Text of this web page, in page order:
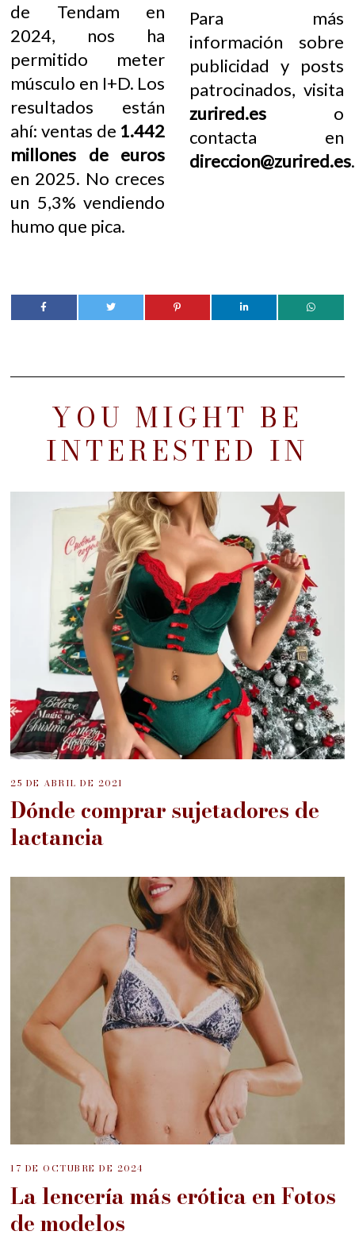
de Tendam en
2024, nos ha
permitido meter
músculo en I+D. Los
resultados están
ahí: ventas de 1.442
millones de euros
en 2025. No creces
un 5,3% vendiendo
humo que pica.
Para más
información sobre
publicidad y posts
patrocinados, visita
zurired.eso
contacta en
direccion@zurired.es.
YOU MIGHT BE
INTERESTED IN
25 DE ABRIL DE 2021
Dónde comprar sujetadores de
lactancia
17 DE OCTUBRE DE 2024
La lencería más erótica en Fotos
de modelos